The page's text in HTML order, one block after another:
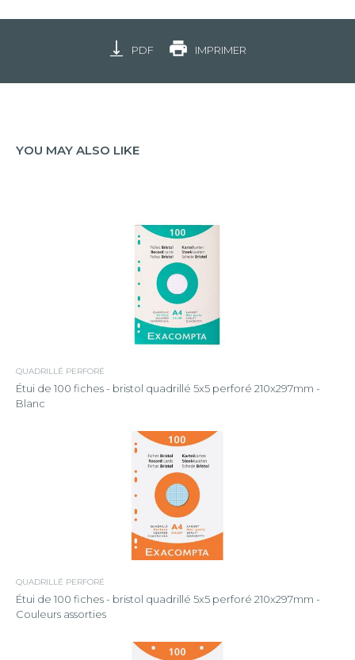
PDF IMPRIMER
YOU MAY ALSO LIKE
QUADRILLÉ PERFORÉ
Étui de 100 fiches - bristol quadrillé 5x5 perforé 210x297mm -
Blanc
QUADRILLÉ PERFORÉ
Étui de 100 fiches - bristol quadrillé 5x5 perforé 210x297mm -
Couleurs assorties